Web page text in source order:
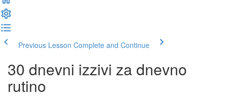
Previous Lesson Complete and Continue
30 dnevni izzivi za dnevno
rutino